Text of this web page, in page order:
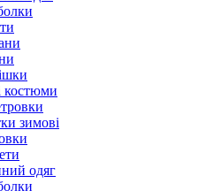
костюми
зимові
одяг